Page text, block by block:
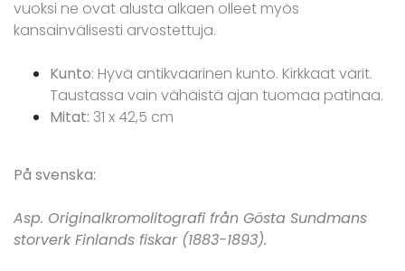
vuoksi ne ovat alusta alkaen olleet myös
kansainvälisesti arvostettuja.
Kunto: Hyvä antikvaarinen kunto. Kirkkaat värit.
Taustassa vain vähäistä ajan tuomaa patinaa.
Mitat: 31 x 42,5 cm
På svenska:
Asp. Originalkromolitografi från Gösta Sundmans
storverk Finlands fiskar (1883-1893).